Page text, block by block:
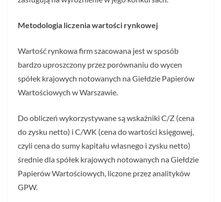
Metodologia liczenia wartości rynkowej
Wartość rynkowa firm szacowana jest w sposób
bardzo uproszczony przez porównaniu do wycen
spółek krajowych notowanych na Giełdzie Papierów
Wartościowych w Warszawie.
Do obliczeń wykorzystywane są wskaźniki C/Z (cena
do zysku netto) i C/WK (cena do wartości księgowej,
czyli cena do sumy kapitału własnego i zysku netto)
średnie dla spółek krajowych notowanych na Giełdzie
Papierów Wartościowych, liczone przez analityków
GPW.